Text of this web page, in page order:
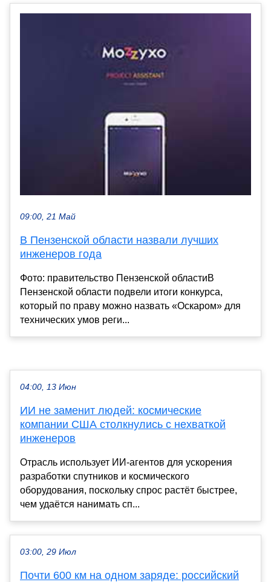
09:00, 21 Май
В Пензенской области назвали лучших
инженеров года
Фото: правительство Пензенской областиВ
Пензенской области подвели итоги конкурса,
который по праву можно назвать «Оскаром» для
технических умов реги...
04:00, 13 Июн
ИИ не заменит людей: космические
компании США столкнулись с нехваткой
инженеров
Отрасль использует ИИ-агентов для ускорения
разработки спутников и космического
оборудования, поскольку спрос растёт быстрее,
чем удаётся нанимать сп...
03:00, 29 Июл
Почти 600 км на одном заряде: российский